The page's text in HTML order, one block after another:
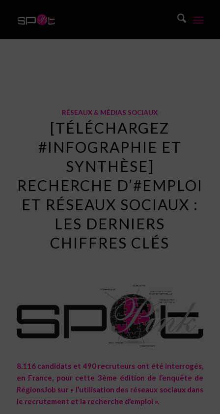
RÉSEAUX & MÉDIAS SOCIAUX
[TÉLÉCHARGEZ
#INFOGRAPHIE ET
SYNTHÈSE]
RECHERCHE D’#EMPLOI
ET RÉSEAUX SOCIAUX :
LES DERNIERS
CHIFFRES CLÉS
8.116 candidats et 490 recruteurs ont été interrogés,
en France, pour cette 3ème édition de l’enquête de
RégionsJob sur « l’utilisation des réseaux sociaux dans
le recrutement et la recherche d’emploi ».